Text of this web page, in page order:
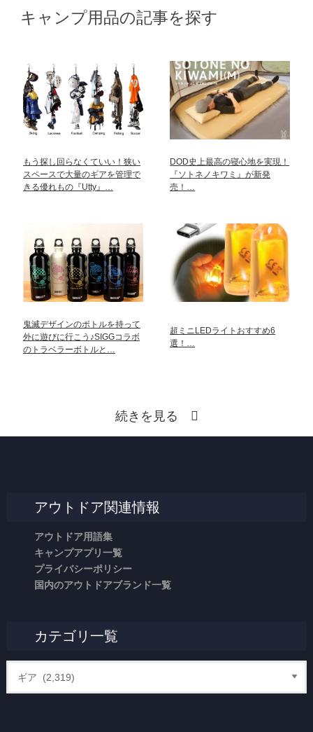
キャンプ用品の記事を探す
もう探し回らなくていい！狭い
スペースで大量のギアを管理で
きる優れもの『Utty』…
DOD史上最高の寝心地を実現！
『ソトネノキワミ』が新発
売！…
鬼滅デザインのボトルを持って
外に遊びに行こう♪SIGGコラボ
のトラベラーボトルと…
超ミニLEDライトおすすめ6
選！…
続きを見る
アウトドア関連情報
アウトドア用語集
キャンプアプリ一覧
プライバシーポリシー
国内のアウトドアブランド一覧
カテゴリ一覧